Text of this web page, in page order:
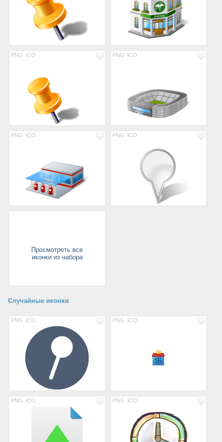
PNG ICO PNG ICO
PNG ICO PNG ICO
Просмотреть все
иконки из набора
Случайные иконки
PNG ICO PNG ICO
PNG ICO PNG ICO